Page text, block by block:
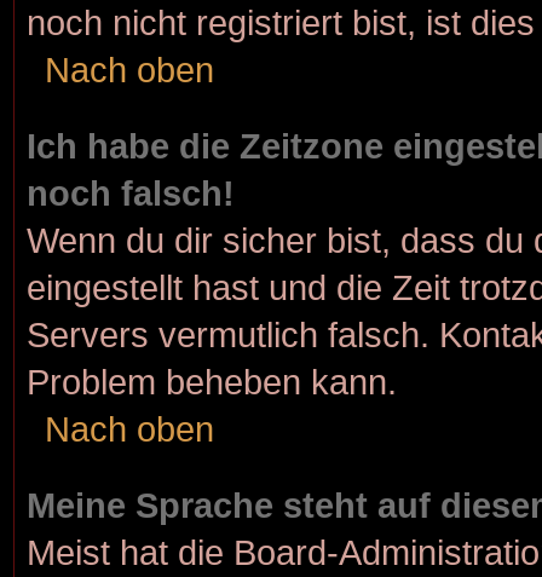
noch nicht registriert bist, ist
Nach oben
Ich habe die Zeitzone
noch falsch!
Wenn du dir sicher bist, dass
eingestellt hast und die Zeit
Servers vermutlich falsch.
Problem beheben kann.
Nach oben
Meine Sprache steht auf
Meist hat die Board-